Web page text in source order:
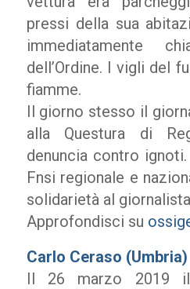
pressi della sua
immediatamente
dell’Ordine. I vigli del
fiamme.
Il giorno stesso il
alla Questura di
denuncia contro
Fnsi regionale e
solidarietà al
Approfondisci su
Carlo Ceraso (Umbria)
Il 26 marzo 2019